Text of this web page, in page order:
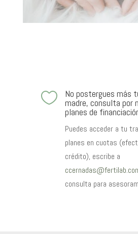
 No postergues más
madre, consulta por
planes de
Puedes acceder a tu
planes en cuotas
crédito), escribe a
consulta para